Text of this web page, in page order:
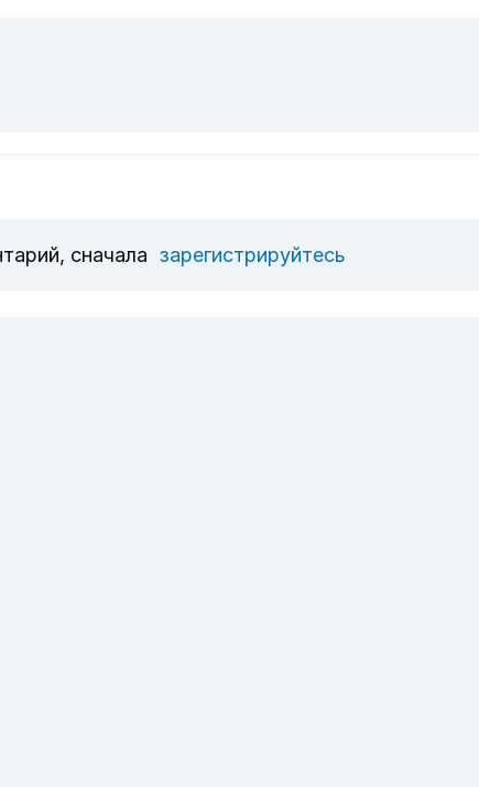
сначала зарегистрируйтесь